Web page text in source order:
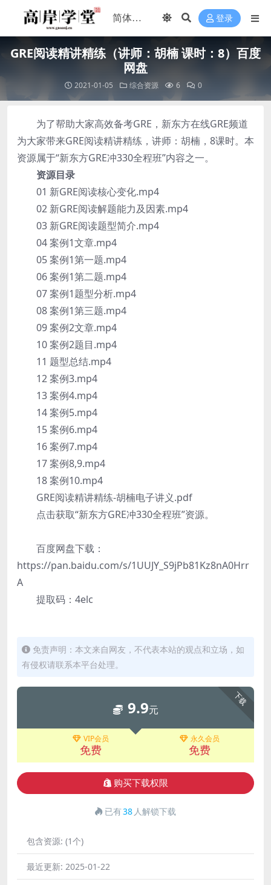
登录
GRE阅读精讲精练（讲师：胡楠 课时：8）百度
网盘
2021-01-05 综合资源 6 0
为了帮助大家高效备考GRE，新东方在线GRE频道
为大家带来GRE阅读精讲精练，讲师：胡楠，8课时。本
资源属于“新东方GRE冲330全程班”内容之一。
资源目录
01 新GRE阅读核心变化.mp4
02 新GRE阅读解题能力及因素.mp4
03 新GRE阅读题型简介.mp4
04 案例1文章.mp4
05 案例1第一题.mp4
06 案例1第二题.mp4
07 案例1题型分析.mp4
08 案例1第三题.mp4
09 案例2文章.mp4
10 案例2题目.mp4
11 题型总结.mp4
12 案例3.mp4
13 案例4.mp4
14 案例5.mp4
15 案例6.mp4
16 案例7.mp4
17 案例8,9.mp4
18 案例10.mp4
GRE阅读精讲精练-胡楠电子讲义.pdf
点击获取“新东方GRE冲330全程班”资源。
百度网盘下载：
https://pan.baidu.com/s/1UUJY_S9jPb81Kz8nA0Hrr
A
提取码：4elc
免责声明：本文来自网友，不代表本站的观点和立场，如
有侵权请联系本平台处理。
下载
9.9元
VIP会员
免费
永久会员
免费
购买下载权限
已有38 人解锁下载
包含资源: (1个)
最近更新: 2025-01-22